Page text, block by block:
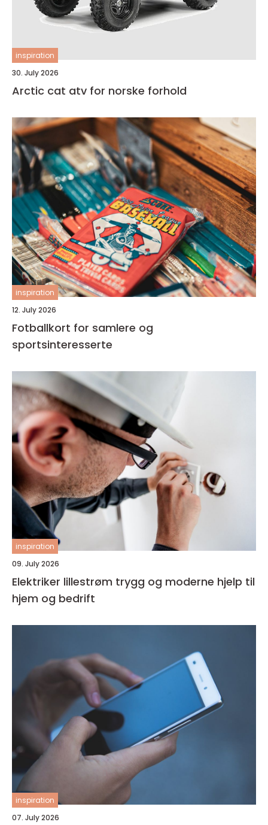
inspiration
30. July 2026
Arctic cat atv for norske forhold
inspiration
12. July 2026
Fotballkort for samlere og
sportsinteresserte
inspiration
09. July 2026
Elektriker lillestrøm trygg og moderne hjelp til
hjem og bedrift
inspiration
07. July 2026